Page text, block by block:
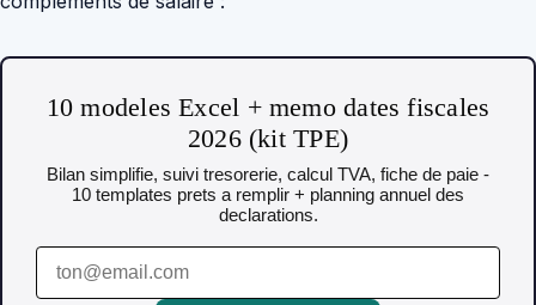
10 modeles Excel + memo dates fiscales
2026 (kit TPE)
Bilan simplifie, suivi tresorerie, calcul TVA, fiche de paie -
10 templates prets a remplir + planning annuel des
declarations.